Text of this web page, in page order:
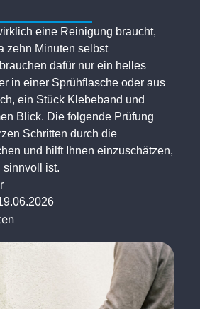
eine Reinigung braucht,
zehn Minuten selbst
dafür nur ein helles
in einer Sprühflasche oder aus
ein Stück Klebeband und
Blick. Die folgende Prüfung
Schritten durch die
und hilft Ihnen einzuschätzen,
ist.